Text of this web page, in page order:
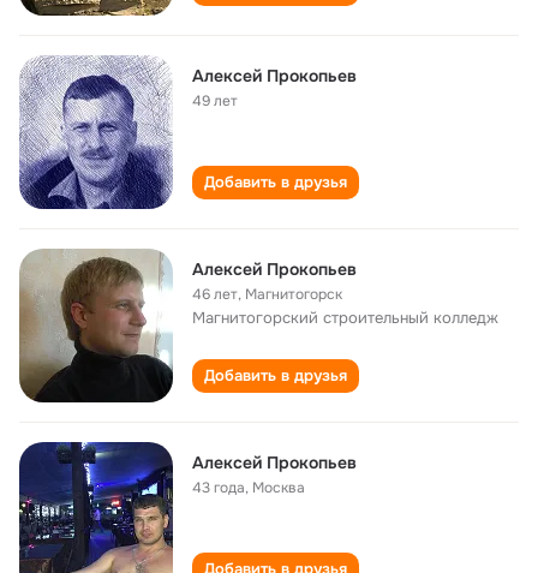
Алексей Прокопьев
49 лет
Добавить в друзья
Алексей Прокопьев
46 лет, Магнитогорск
Магнитогорский строительный колледж
Добавить в друзья
Алексей Прокопьев
43 года, Москва
Добавить в друзья